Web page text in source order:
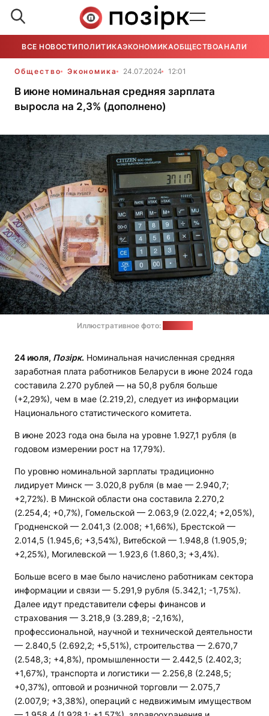
ВСЕ НОВОСТИ ПОЛИТИКАЭКОНОМИКАОБЩЕСТВОАНАЛИТИКА
Общество Экономика 24.07.2024 12:01
В июне номинальная средняя зарплата
выросла на 2,3% (дополнено)
Иллюстративное фото:
24 июля, Позірк. Номинальная начисленная средняя
заработная плата работников Беларуси в июне 2024 года
составила 2.270 рублей — на 50,8 рубля больше
(+2,29%), чем в мае (2.219,2), следует из информации
Национального статистического комитета.
В июне 2023 года она была на уровне 1.927,1 рубля (в
годовом измерении рост на 17,79%).
По уровню номинальной зарплаты традиционно
лидирует Минск — 3.020,8 рубля (в мае — 2.940,7;
+2,72%). В Минской области она составила 2.270,2
(2.254,4; +0,7%), Гомельской — 2.063,9 (2.022,4; +2,05%),
Гродненской — 2.041,3 (2.008; +1,66%), Брестской —
2.014,5 (1.945,6; +3,54%), Витебской — 1.948,8 (1.905,9;
+2,25%), Могилевской — 1.923,6 (1.860,3; +3,4%).
Больше всего в мае было начислено работникам сектора
информации и связи — 5.291,9 рубля (5.342,1; -1,75%).
Далее идут представители сферы финансов и
страхования — 3.218,9 (3.289,8; -2,16%),
профессиональной, научной и технической деятельности
— 2.840,5 (2.692,2; +5,51%), строительства — 2.670,7
(2.548,3; +4,8%), промышленности — 2.442,5 (2.402,3;
+1,67%), транспорта и логистики — 2.256,8 (2.248,5;
+0,37%), оптовой и розничной торговли — 2.075,7
(2.007,9; +3,38%), операций с недвижимым имуществом